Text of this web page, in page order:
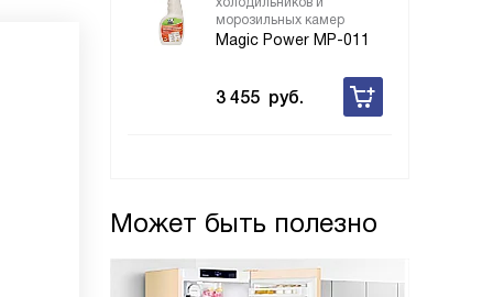
морозильных камер
Magic Power MP-011
3 455 руб.
Может быть полезно